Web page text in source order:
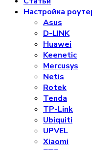
Настройка
Asus
D-LINK
Huawei
Keenetic
Mercusys
Netis
Rotek
Tenda
TP-Link
Ubiquiti
UPVEL
Xiaomi